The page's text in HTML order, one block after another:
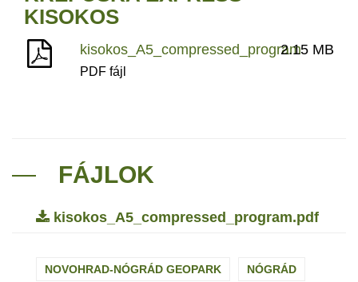
KISOKOS
kisokos_A5_compressed_program
PDF fájl
2.15 MB
FÁJLOK
kisokos_A5_compressed_program.pdf
NOVOHRAD-NÓGRÁD GEOPARK NÓGRÁD